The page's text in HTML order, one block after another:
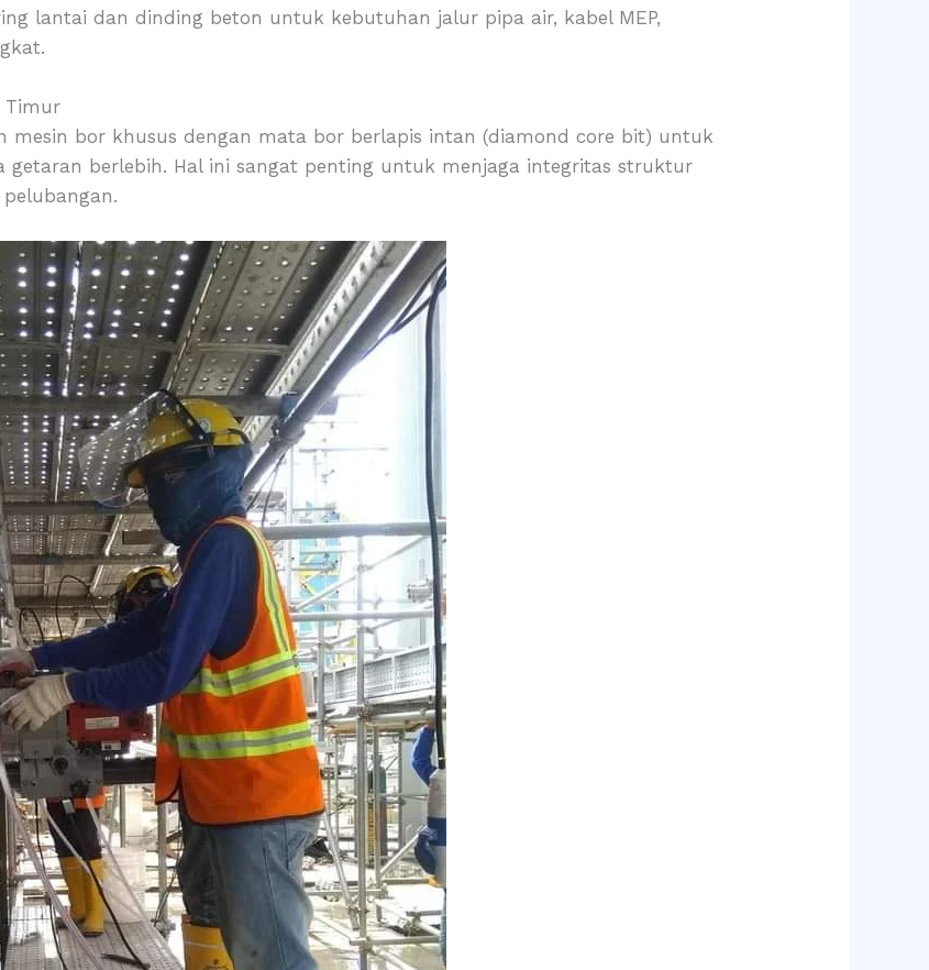
lantai dan dinding beton untuk kebutuhan jalur pipa air, kabel MEP,
Timur
mesin bor khusus dengan mata bor berlapis intan (diamond core bit) untuk
getaran berlebih. Hal ini sangat penting untuk menjaga integritas struktur